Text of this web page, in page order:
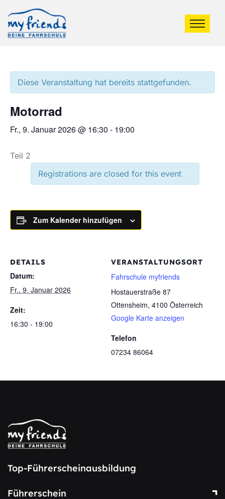
Diese Veranstaltung hat bereits stattgefunden.
Motorrad
Fr., 9. Januar 2026 @ 16:30 - 19:00
Teil 2
Registrations are closed for this event
Zum Kalender hinzufügen
DETAILS
Datum:
Fr., 9. Januar 2026
Zeit:
16:30 - 19:00
VERANSTALTUNGSORT
Fahrschule myfriends
Hostauerstraße 87
Ottensheim, 4100 Österreich
Google Karte anzeigen
Telefon
07234 86064
Top-Führerscheinausbildung
Führerschein